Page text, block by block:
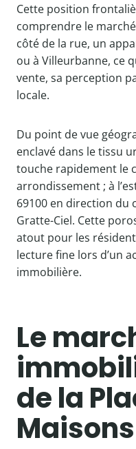
Cette position
comprendre le
côté de la rue, un
ou à Villeurbanne, ce
vente, sa perception
locale.
Du point de vue
enclavé dans le tissu
touche rapidement le
arrondissement ; à
69100 en direction du
Gratte-Ciel. Cette
atout pour les
lecture fine lors d’un
immobilière.
Le
de la